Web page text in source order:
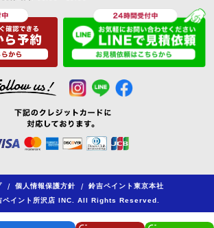
/ 個人情報保護方針 /
鈴吉ペイント東京本社
ペイント所沢店 INC. All Rights Reserved.